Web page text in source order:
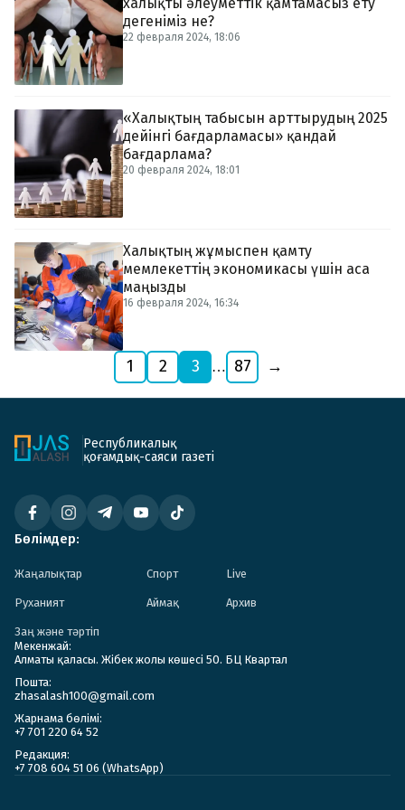
22 февраля 2024, 18:06
дегеніміз не?
20 февраля 2024, 18:01
«Халықтың табысын арттырудың 2025
дейінгі бағдарламасы» қандай
бағдарлама?
16 февраля 2024, 16:34
Халықтың жұмыспен қамту
мемлекеттің экономикасы үшін аса
маңызды
1 2 3 … 87 →
Республикалық
қоғамдық-саяси газеті
Бөлімдер:
Жаңалықтар Спорт Live
Руханият Аймақ Архив
Заң және тәртіп
Мекенжай:
Алматы қаласы. Жібек жолы көшесі 50. БЦ Квартал
Пошта:
zhasalash100@gmail.com
Жарнама бөлімі:
+7 701 220 64 52
Редакция:
+7 708 604 51 06 (WhatsApp)